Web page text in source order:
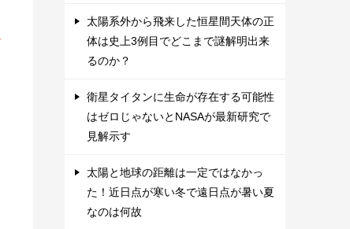
太陽系外から飛来した恒星間天体の正
体は史上3例目でどこまで謎解明出来
るのか？
衛星タイタンに生命が存在する可能性
はゼロじゃないとNASAが最新研究で
見解示す
太陽と地球の距離は一定ではなかっ
た！近日点が寒い冬で遠日点が暑い夏
なのは何故